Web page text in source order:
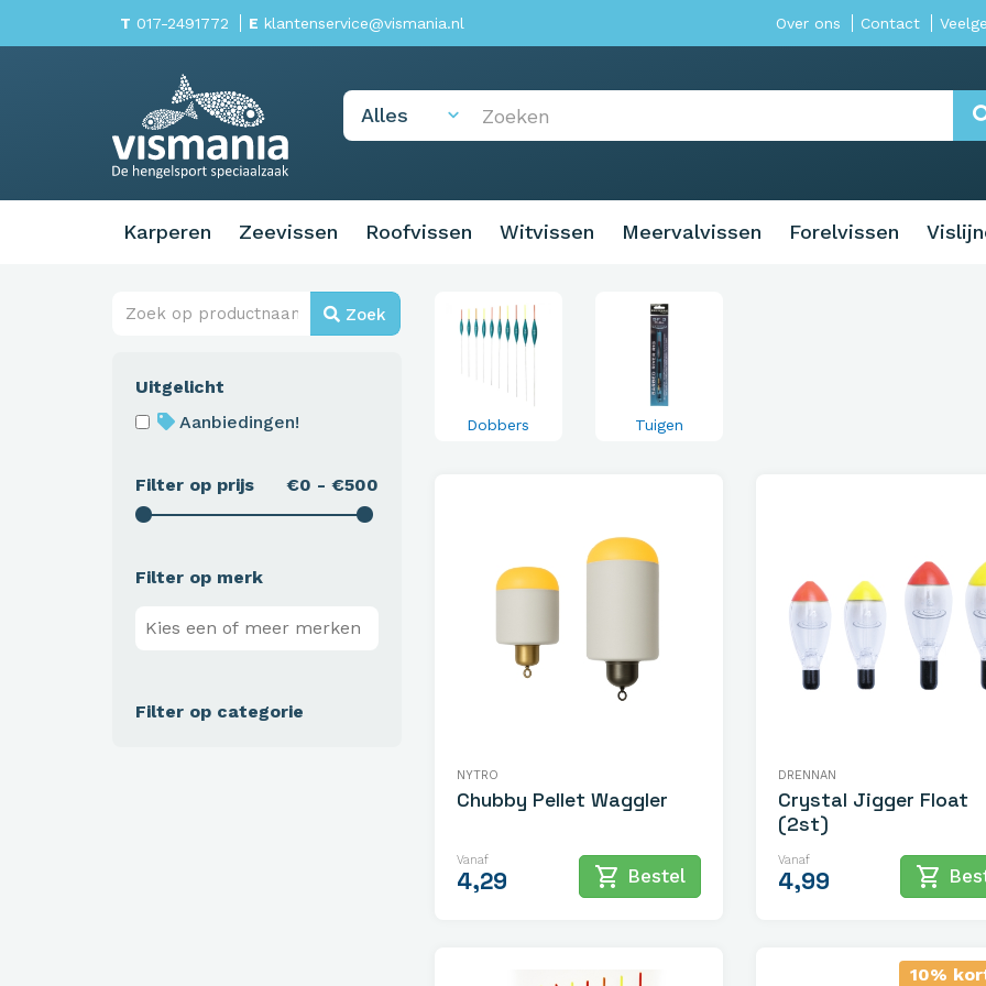
T 017-2491772 E klantenservice@vismania.nl Over ons Contact
Karperen Zeevissen Roofvissen Witvissen Meervalvissen Forelvissen
Zoek
Uitgelicht
Aanbiedingen!
€0 - €500
Filter op prijs
Filter op merk
Filter op categorie
Dobbers Tuigen
NYTRO
Chubby Pellet Waggler
Vanaf
4,29 shopping_cart Bestel
DRENNAN
Crystal Jigger Float
(2st)
Vanaf
4,99 shopping_cart
10%